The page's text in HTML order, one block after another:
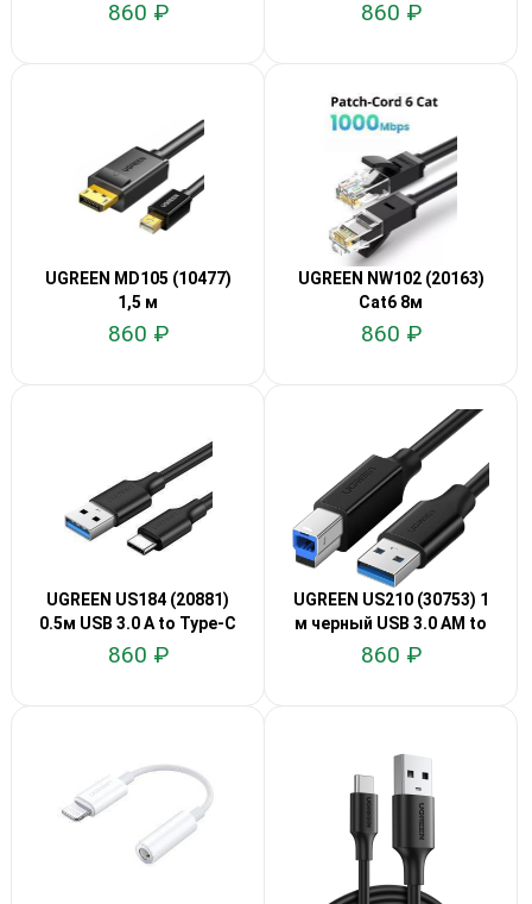
860 ₽ 860 ₽
UGREEN MD105 (10477)
1,5 м
860 ₽
UGREEN NW102 (20163)
Cat6 8м
860 ₽
UGREEN US184 (20881)
0.5м USB 3.0 A to Type-C
860 ₽
UGREEN US210 (30753) 1
м черный USB 3.0 AM to
BM
860 ₽